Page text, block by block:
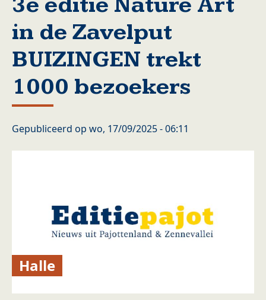
in de Zavelput
BUIZINGEN trekt
1000 bezoekers
Gepubliceerd op wo, 17/09/2025 - 06:11
Halle